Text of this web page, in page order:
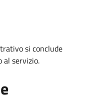
si conclude
al servizio.